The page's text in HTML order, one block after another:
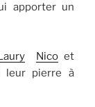
apporter un
Nicoet
leur pierre à